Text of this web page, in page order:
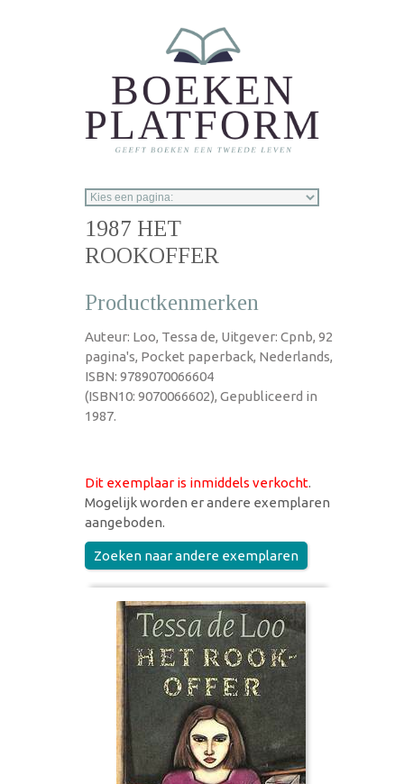
1987 HET
ROOKOFFER
Productkenmerken
Auteur: Loo, Tessa de, Uitgever: Cpnb, 92
pagina's, Pocket paperback, Nederlands,
ISBN: 9789070066604
(ISBN10: 9070066602), Gepubliceerd in
1987.
Dit exemplaar is inmiddels verkocht.
Mogelijk worden er andere exemplaren
aangeboden.
Zoeken naar andere exemplaren